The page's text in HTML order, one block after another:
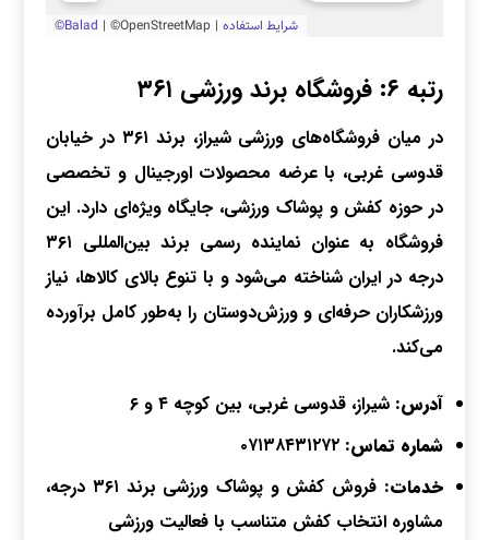
رتبه ۶: فروشگاه برند ورزشی ۳۶۱
در میان فروشگاه‌های ورزشی شیراز، برند ۳۶۱ در خیابان
قدوسی غربی، با عرضه محصولات اورجینال و تخصصی
در حوزه کفش و پوشاک ورزشی، جایگاه ویژه‌ای دارد. این
فروشگاه به عنوان نماینده رسمی برند بین‌المللی ۳۶۱
درجه در ایران شناخته می‌شود و با تنوع بالای کالاها، نیاز
ورزشکاران حرفه‌ای و ورزش‌دوستان را به‌طور کامل برآورده
می‌کند.
آدرس: شیراز، قدوسی غربی، بین کوچه ۴ و ۶
شماره تماس: ۰۷۱۳۸۴۳۱۲۷۲
خدمات:
فروش کفش و پوشاک ورزشی برند ۳۶۱ درجه،
مشاوره انتخاب کفش متناسب با فعالیت ورزشی